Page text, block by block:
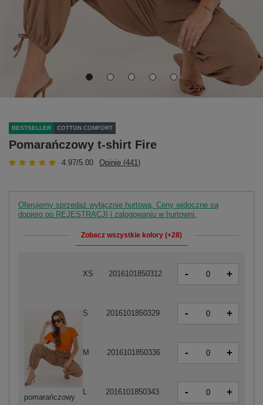
BESTSELLER COTTON COMFORT
Pomarańczowy t-shirt Fire
4.97/5.00 Opinie (441)
Oferujemy sprzedaż wyłącznie hurtową. Ceny widoczne są
dopiero po REJESTRACJI i zalogowaniu w hurtowni.
Zobacz wszystkie kolory (+28)
pomarańczowy
XS 2016101850312 - +
S 2016101850329 - +
M 2016101850336 - +
L 2016101850343 - +